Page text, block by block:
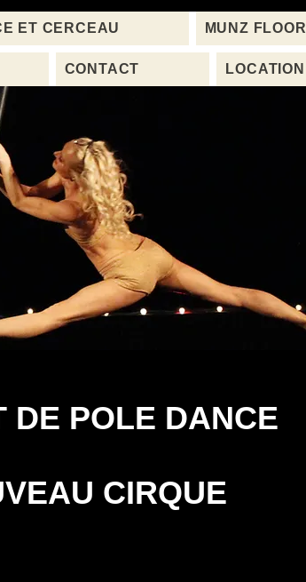
ET CERCEAU MUNZ FLOOR
CONTACT LOCATION
POLE DANCE
CIRQUE